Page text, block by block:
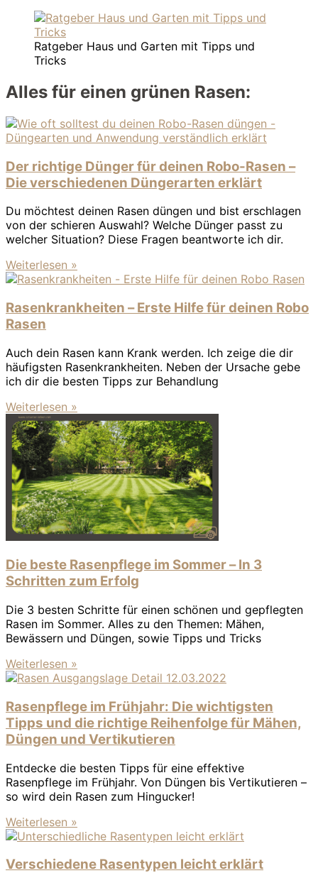
Ratgeber Haus und Garten mit Tipps und
Tricks
Alles für einen grünen Rasen:
Der richtige Dünger für deinen Robo-Rasen –
Die verschiedenen Düngerarten erklärt
Du möchtest deinen Rasen düngen und bist erschlagen
von der schieren Auswahl? Welche Dünger passt zu
welcher Situation? Diese Fragen beantworte ich dir.
Weiterlesen »
Rasenkrankheiten – Erste Hilfe für deinen Robo
Rasen
Auch dein Rasen kann Krank werden. Ich zeige die dir
häufigsten Rasenkrankheiten. Neben der Ursache gebe
ich dir die besten Tipps zur Behandlung
Weiterlesen »
Die beste Rasenpflege im Sommer – In 3
Schritten zum Erfolg
Die 3 besten Schritte für einen schönen und gepflegten
Rasen im Sommer. Alles zu den Themen: Mähen,
Bewässern und Düngen, sowie Tipps und Tricks
Weiterlesen »
Rasenpflege im Frühjahr: Die wichtigsten
Tipps und die richtige Reihenfolge für Mähen,
Düngen und Vertikutieren
Entdecke die besten Tipps für eine effektive
Rasenpflege im Frühjahr. Von Düngen bis Vertikutieren –
so wird dein Rasen zum Hingucker!
Weiterlesen »
Verschiedene Rasentypen leicht erklärt